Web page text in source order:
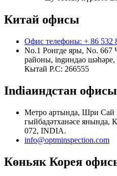
Китай офисы
Офис телефоны: + 86 532
No.1 Ронгде яры, No.
районы, ingиндао
Кытай Р.С: 266555
Indiaиндстан офисы
Метро артында, Шри Сай
гыйбадәтханәсе янында,
072, INDIA.
info@optminspection.com
Көньяк Корея